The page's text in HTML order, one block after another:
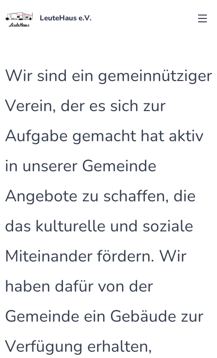
LeuteHaus e.V.
Wir sind ein gemeinnütziger
Verein, der es sich zur
Aufgabe gemacht hat aktiv
in unserer Gemeinde
Angebote zu schaffen, die
das kulturelle und soziale
Miteinander fördern. Wir
haben dafür von der
Gemeinde ein Gebäude zur
Verfügung erhalten,